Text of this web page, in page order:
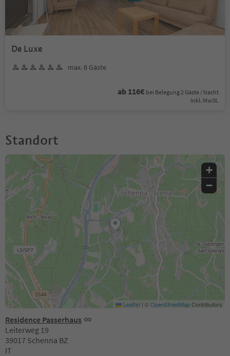
De Luxe
max. 6 Gäste
ab 116€ bei Belegung 2 Gäste / Nacht
Inkl. MwSt.
Standort
Residence Passerhaus
Leiterweg 19
39017 Schenna BZ
IT
+
−
Leaflet | ©OpenStreetMapContributors